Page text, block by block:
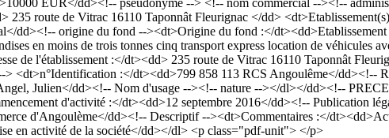
route de Vitrac 16110 Taponnât Fleurignac </dd>
dd><!-- origine du fond --><dt>Origine du fond :</
en moins de trois tonnes cinq transport express location de véhicules
de l'établissement :</dt><dd> 235 route de Vitrac 16110 Taponnât
<dt>n°Identification :</dt><dd>799 858 113 RCS Angoulême</dd><!--
Julien</dd><!-- Nom d'usage --><!-- nature --></dl></dd><!--
d'activité :</dt><dd>12 septembre 2016</dd><!-- Publication
d'Angoulème</dd><!-- Descriptif --><dt>Commentaires :</
en activité de la société</dd></dl> <p class="pdf-unit"> </p>